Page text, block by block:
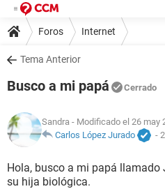
Foros Internet
Tema Anterior
Busco a mi papá Cerrado
Sandra - Modificado el 26 may
Carlos López Jurado
-
Hola, busco a mi papá
su hija biológica.